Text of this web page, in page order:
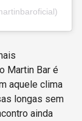
Martin Bar é
aquele clima
longas sem
ainda